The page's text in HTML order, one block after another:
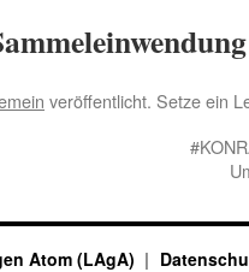
veröffentlicht. Setze ein
Atom (LAgA)